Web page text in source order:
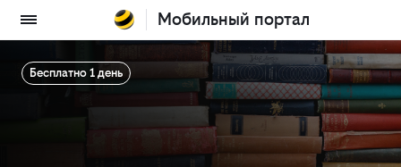
Мобильный портал
Бесплатно 1 день